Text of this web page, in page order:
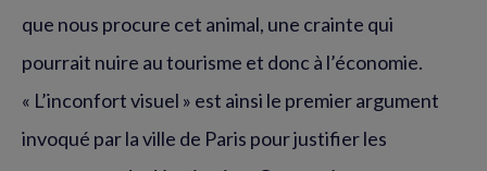
que nous procure cet animal, une crainte qui
pourrait nuire au tourisme et donc à l’économie.
« L’inconfort visuel » est ainsi le premier argument
invoqué par la ville de Paris pour justifier les